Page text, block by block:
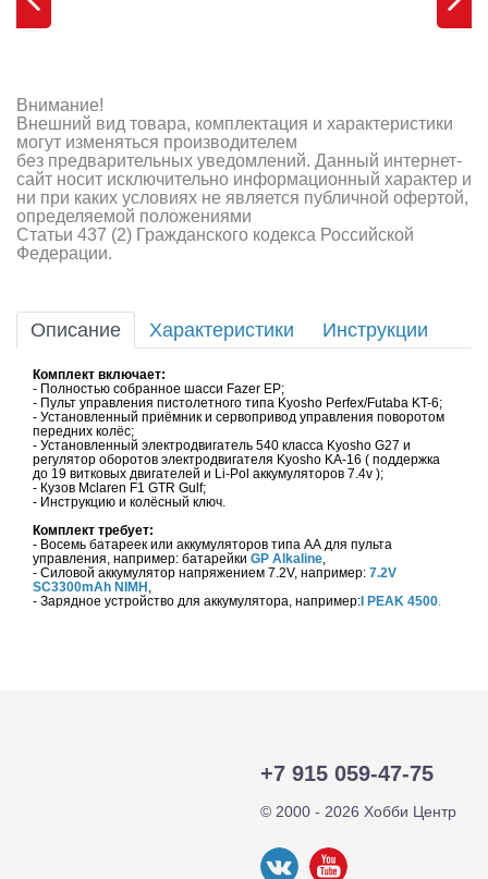
Аппаратура и электроника
Аккумуляторы и батарейки
Зарядные устройства и блоки питания
Двигатели
Инструмент,измерительные приборы,расходники
Оптовая продажа запчастей для моделей
Внимание!
Внешний вид товара, комплектация и характеристики
могут изменяться производителем
без предварительных уведомлений. Данный интернет-
сайт носит исключительно информационный характер и
ни при каких условиях не является публичной офертой,
определяемой положениями
Статьи 437 (2) Гражданского кодекса Российской
Федерации.
Описание Характеристики Инструкции
Комплект включает:
- Полностью собранное шасси Fazer EP;
- Пульт управления пистолетного типа Kyosho Perfex/Futaba KT-6;
- Установленный приёмник и сервопривод управления поворотом
передних колёс;
- Установленный электродвигатель 540 класса Kyosho G27 и
регулятор оборотов электродвигателя Kyosho KA-16 ( поддержка
до 19 витковых двигателей и Li-Pol аккумуляторов 7.4v );
- Кузов Mclaren F1 GTR Gulf;
- Инструкцию и колёсный ключ.
Комплект требует:
- Восемь батареек или аккумуляторов типа АА для пульта
управления, например: батарейки GP Alkaline
- Силовой аккумулятор напряжением 7.2V, например: 7.2V
SC3300mAh NIMH
- Зарядное устройство для аккумулятора, например:I PEAK 4500
+7 915 059-47-75
© 2000 - 2026 Хобби Центр